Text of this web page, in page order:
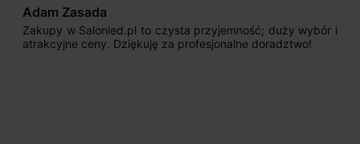
Adam Zasada
Zakupy w Salonled.pl to czysta przyjemność; duży wybór i
atrakcyjne ceny. Dziękuję za profesjonalne doradztwo!